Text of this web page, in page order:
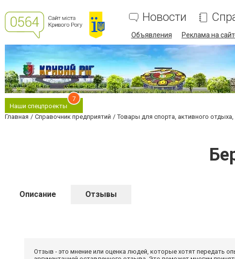
Новости
Объявления Реклама на
Наши спецпроекты
7
Главная Справочник предприятий Товары для спорта, активного отдыха,
Описание Отзывы
Отзыв - это мнение или оценка людей, которые хотят передать